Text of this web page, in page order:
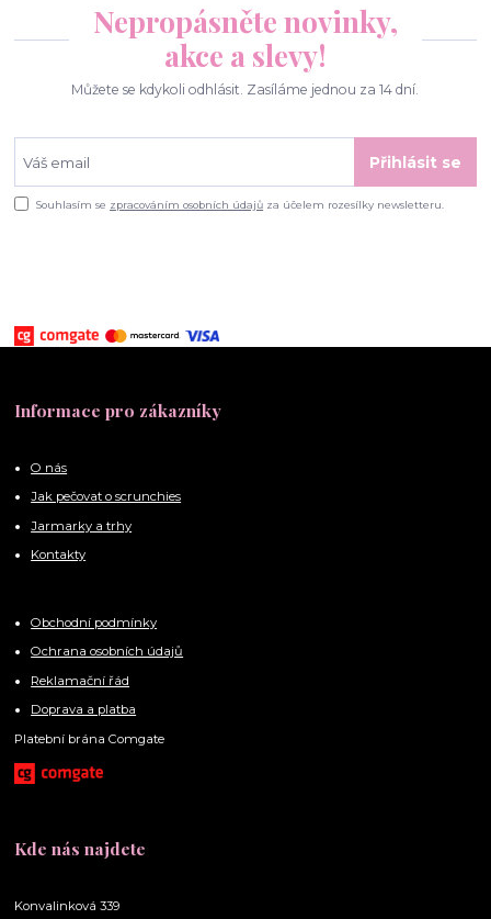
Nepropásněte novinky,
akce a slevy!
Můžete se kdykoli odhlásit. Zasíláme jednou za 14 dní.
Přihlásit se
Souhlasím se zpracováním osobních údajů za účelem rozesílky newsletteru.
Informace pro zákazníky
O nás
Jak pečovat o scrunchies
Jarmarky a trhy
Kontakty
Obchodní podmínky
Ochrana osobních údajů
Reklamační řád
Doprava a platba
Platební brána Comgate
Kde nás najdete
Konvalinková 339